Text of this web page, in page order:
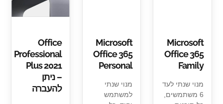
Microsoft
Office 365
Family
מנוי שנתי לעד
6 משתמשים,
Microsoft
Office 365
Personal
מנוי שנתי
למשתמש
Office
Professional
Plus 2021
– ניתן
להעברה